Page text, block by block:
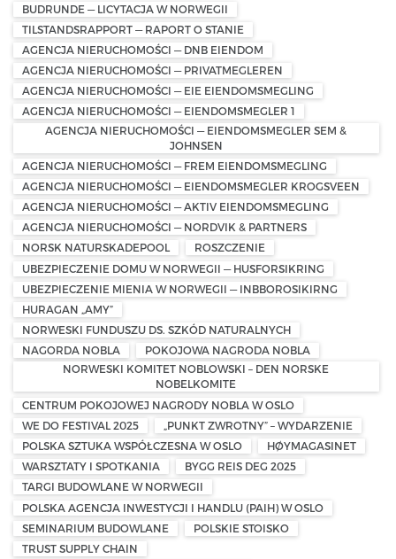
BUDRUNDE — LICYTACJA W NORWEGII
TILSTANDSRAPPORT — RAPORT O STANIE
AGENCJA NIERUCHOMOŚCI — DNB EIENDOM
AGENCJA NIERUCHOMOŚCI — PRIVATMEGLEREN
AGENCJA NIERUCHOMOŚCI — EIE EIENDOMSMEGLING
AGENCJA NIERUCHOMOŚCI — EIENDOMSMEGLER 1
AGENCJA NIERUCHOMOŚCI — EIENDOMSMEGLER SEM &
JOHNSEN
AGENCJA NIERUCHOMOŚCI — FREM EIENDOMSMEGLING
AGENCJA NIERUCHOMOŚCI — EIENDOMSMEGLER KROGSVEEN
AGENCJA NIERUCHOMOŚCI — AKTIV EIENDOMSMEGLING
AGENCJA NIERUCHOMOŚCI — NORDVIK & PARTNERS
NORSK NATURSKADEPOOL
ROSZCZENIE
UBEZPIECZENIE DOMU W NORWEGII — HUSFORSIKRING
UBEZPIECZENIE MIENIA W NORWEGII — INBBOROSIKIRNG
HURAGAN „AMY”
NORWESKI FUNDUSZU DS. SZKÓD NATURALNYCH
NAGORDA NOBLA
POKOJOWA NAGRODA NOBLA
NORWESKI KOMITET NOBLOWSKI – DEN NORSKE
NOBELKOMITE
CENTRUM POKOJOWEJ NAGRODY NOBLA W OSLO
WE DO FESTIVAL 2025
„PUNKT ZWROTNY” – WYDARZENIE
POLSKA SZTUKA WSPÓŁCZESNA W OSLO
HØYMAGASINET
WARSZTATY I SPOTKANIA
BYGG REIS DEG 2025
TARGI BUDOWLANE W NORWEGII
POLSKA AGENCJA INWESTYCJI I HANDLU (PAIH) W OSLO
SEMINARIUM BUDOWLANE
POLSKIE STOISKO
TRUST SUPPLY CHAIN